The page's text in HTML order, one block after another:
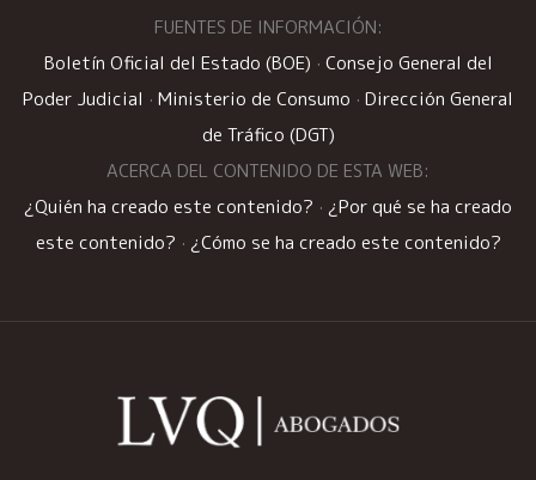
FUENTES DE INFORMACIÓN:
Boletín Oficial del Estado (BOE) · Consejo General del
Poder Judicial · Ministerio de Consumo · Dirección General
de Tráfico (DGT)
ACERCA DEL CONTENIDO DE ESTA WEB:
¿Quién ha creado este contenido? · ¿Por qué se ha creado
este contenido? · ¿Cómo se ha creado este contenido?